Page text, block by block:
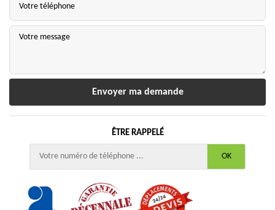
ÊTRE RAPPELÉ